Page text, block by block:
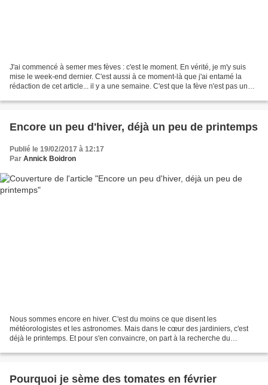
J'ai commencé à semer mes fèves : c'est le moment. En vérité, je m'y suis
mise le week-end dernier. C'est aussi à ce moment-là que j'ai entamé la
rédaction de cet article... il y a une semaine. C'est que la fève n'est pas un
Encore un peu d'hiver, déjà un peu de printemps
Publié le 19/02/2017 à 12:17
Par Annick Boidron
Nous sommes encore en hiver. C'est du moins ce que disent les
météorologistes et les astronomes. Mais dans le cœur des jardiniers, c'est
déjà le printemps. Et pour s'en convaincre, on part à la recherche du
Pourquoi je sème des tomates en février